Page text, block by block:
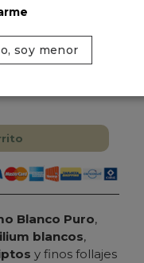
BLANCAS CON
OFF
Blanco Puro,
blancos,
y finos follajes